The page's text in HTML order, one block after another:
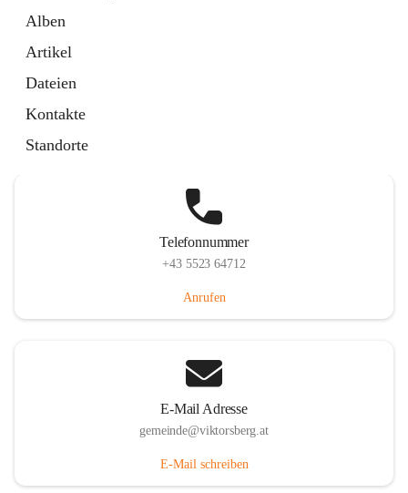
Alben
Artikel
Dateien
Kontakte
Standorte
Telefonnummer
+43 5523 64712
Anrufen
E-Mail Adresse
gemeinde@viktorsberg.at
E-Mail schreiben